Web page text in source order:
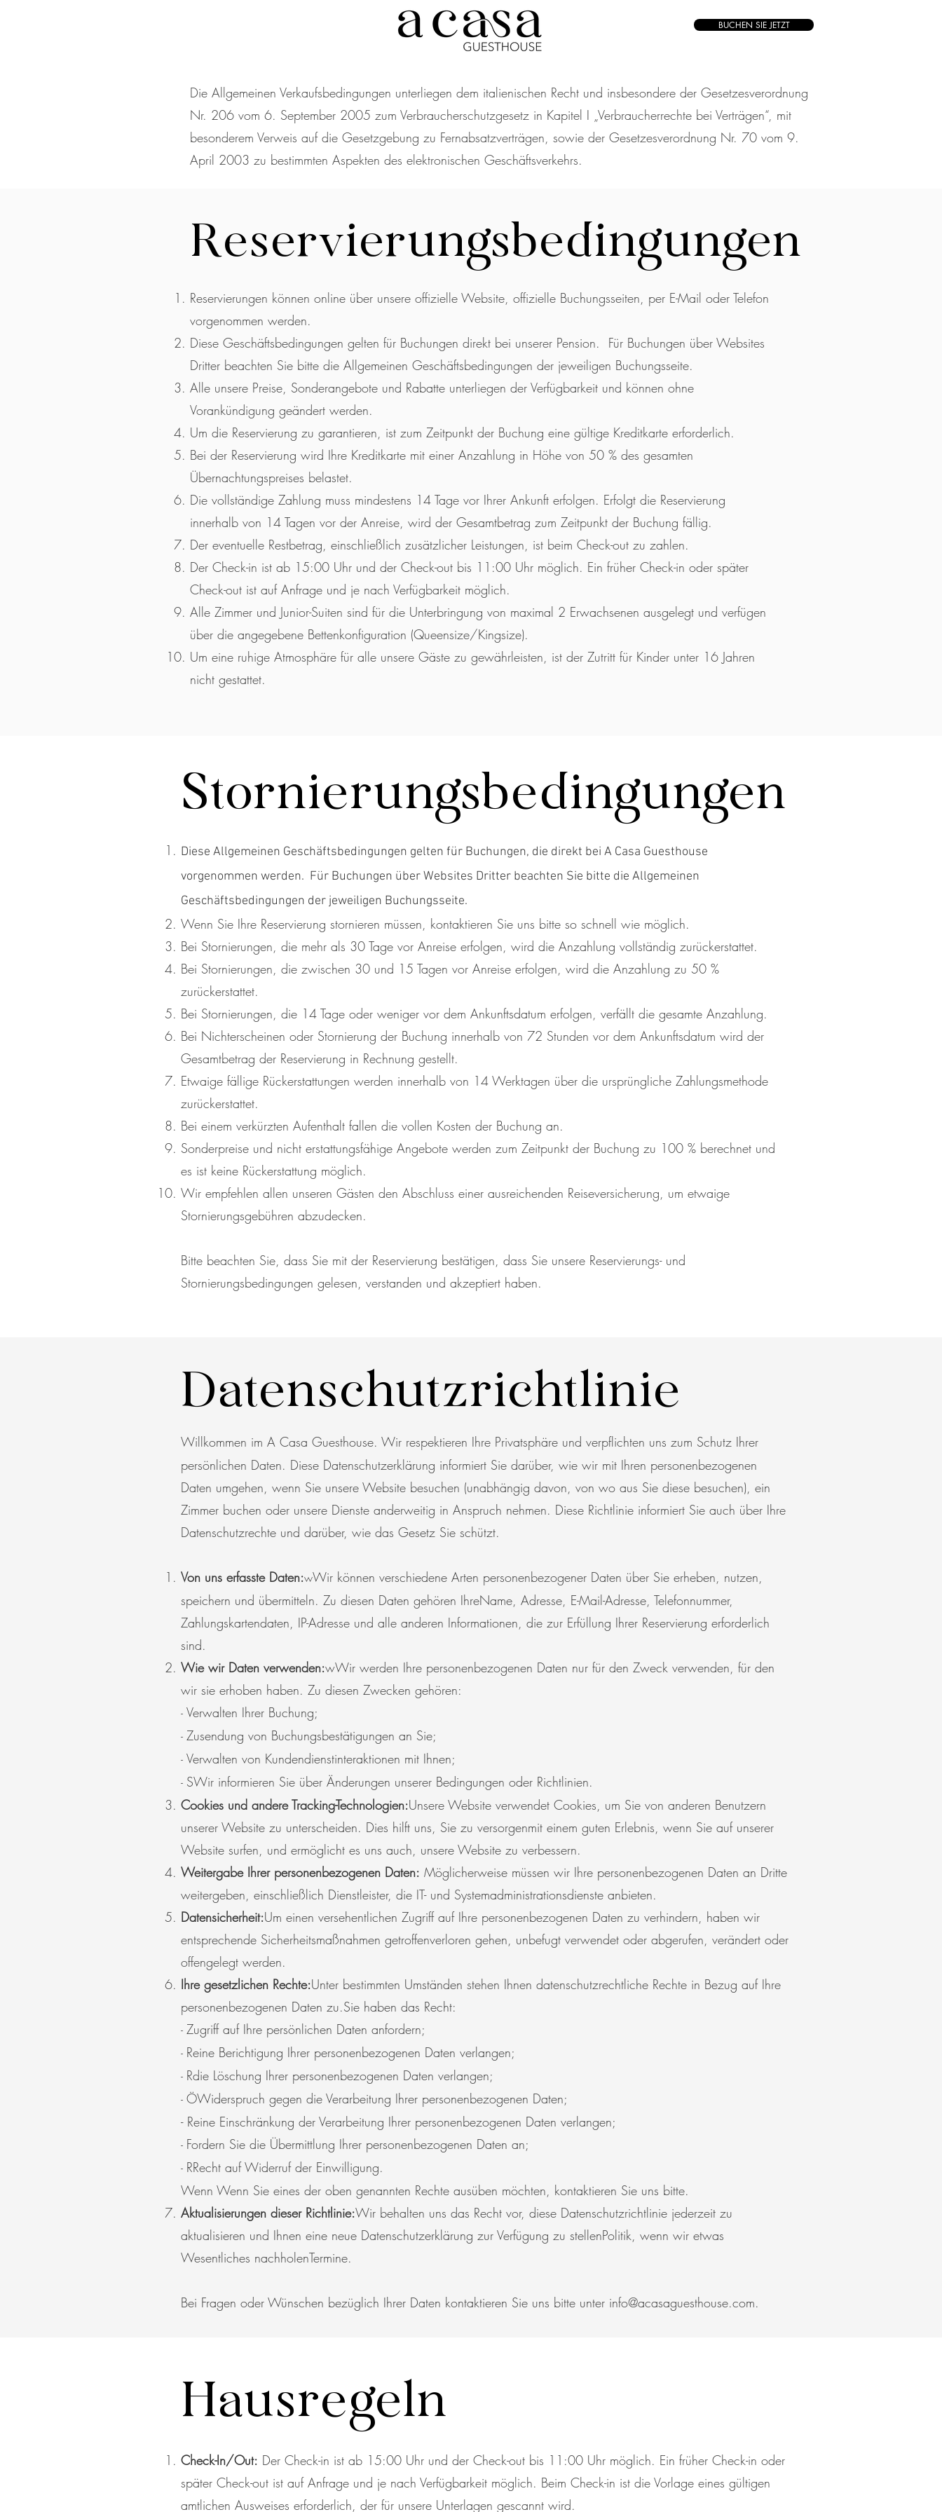
BUCHEN SIE JETZT
Die Allgemeinen Verkaufsbedingungen unterliegen dem italienischen Recht und insbesondere der Gesetzesverordnung
Nr. 206 vom 6. September 2005 zum Verbraucherschutzgesetz in Kapitel I „Verbraucherrechte bei Verträgen“, mit
besonderem Verweis auf die Gesetzgebung zu Fernabsatzverträgen, sowie der Gesetzesverordnung Nr. 70 vom 9.
April 2003 zu bestimmten Aspekten des elektronischen Geschäftsverkehrs.
Reservierungsbedingungen
Reservierungen können online über unsere offizielle Website, offizielle Buchungsseiten, per E-Mail oder Telefon
vorgenommen werden.
Diese Geschäftsbedingungen gelten für Buchungen direkt bei unserer Pension. Für Buchungen über Websites
Dritter beachten Sie bitte die Allgemeinen Geschäftsbedingungen der jeweiligen Buchungsseite.
Alle unsere Preise, Sonderangebote und Rabatte unterliegen der Verfügbarkeit und können ohne
Vorankündigung geändert werden.
Um die Reservierung zu garantieren, ist zum Zeitpunkt der Buchung eine gültige Kreditkarte erforderlich.
Bei der Reservierung wird Ihre Kreditkarte mit einer Anzahlung in Höhe von 50 % des gesamten
Übernachtungspreises belastet.
Die vollständige Zahlung muss mindestens 14 Tage vor Ihrer Ankunft erfolgen. Erfolgt die Reservierung
innerhalb von 14 Tagen vor der Anreise, wird der Gesamtbetrag zum Zeitpunkt der Buchung fällig.
Der eventuelle Restbetrag, einschließlich zusätzlicher Leistungen, ist beim Check-out zu zahlen.
Der Check-in ist ab 15:00 Uhr und der Check-out bis 11:00 Uhr möglich. Ein früher Check-in oder später
Check-out ist auf Anfrage und je nach Verfügbarkeit möglich.
Alle Zimmer und Junior-Suiten sind für die Unterbringung von maximal 2 Erwachsenen ausgelegt und verfügen
über die angegebene Bettenkonfiguration (Queensize/Kingsize).
Um eine ruhige Atmosphäre für alle unsere Gäste zu gewährleisten, ist der Zutritt für Kinder unter 16 Jahren
nicht gestattet.
Stornierungsbedingungen
Diese Allgemeinen Geschäftsbedingungen gelten für Buchungen, die direkt bei A Casa Guesthouse
vorgenommen werden. Für Buchungen über Websites Dritter beachten Sie bitte die Allgemeinen
Geschäftsbedingungen der jeweiligen Buchungsseite.
Wenn Sie Ihre Reservierung stornieren müssen, kontaktieren Sie uns bitte so schnell wie möglich.
Bei Stornierungen, die mehr als 30 Tage vor Anreise erfolgen, wird die Anzahlung vollständig zurückerstattet.
Bei Stornierungen, die zwischen 30 und 15 Tagen vor Anreise erfolgen, wird die Anzahlung zu 50 %
zurückerstattet.
Bei Stornierungen, die 14 Tage oder weniger vor dem Ankunftsdatum erfolgen, verfällt die gesamte Anzahlung.
Bei Nichterscheinen oder Stornierung der Buchung innerhalb von 72 Stunden vor dem Ankunftsdatum wird der
Gesamtbetrag der Reservierung in Rechnung gestellt.
Etwaige fällige Rückerstattungen werden innerhalb von 14 Werktagen über die ursprüngliche Zahlungsmethode
zurückerstattet.
Bei einem verkürzten Aufenthalt fallen die vollen Kosten der Buchung an.
Sonderpreise und nicht erstattungsfähige Angebote werden zum Zeitpunkt der Buchung zu 100 % berechnet und
es ist keine Rückerstattung möglich.
Wir empfehlen allen unseren Gästen den Abschluss einer ausreichenden Reiseversicherung, um etwaige
Stornierungsgebühren abzudecken.
Bitte beachten Sie, dass Sie mit der Reservierung bestätigen, dass Sie unsere Reservierungs- und
Stornierungsbedingungen gelesen, verstanden und akzeptiert haben.
Datenschutzrichtlinie
Willkommen im A Casa Guesthouse. Wir respektieren Ihre Privatsphäre und verpflichten uns zum Schutz Ihrer
persönlichen Daten. Diese Datenschutzerklärung informiert Sie darüber, wie wir mit Ihren personenbezogenen
Daten umgehen, wenn Sie unsere Website besuchen (unabhängig davon, von wo aus Sie diese besuchen), ein
Zimmer buchen oder unsere Dienste anderweitig in Anspruch nehmen. Diese Richtlinie informiert Sie auch über Ihre
Datenschutzrechte und darüber, wie das Gesetz Sie schützt.
Von uns erfasste Daten:wWir können verschiedene Arten personenbezogener Daten über Sie erheben, nutzen,
speichern und übermitteln. Zu diesen Daten gehören IhreName, Adresse, E-Mail-Adresse, Telefonnummer,
Zahlungskartendaten, IP-Adresse und alle anderen Informationen, die zur Erfüllung Ihrer Reservierung erforderlich
sind.
Wie wir Daten verwenden:wWir werden Ihre personenbezogenen Daten nur für den Zweck verwenden, für den
wir sie erhoben haben. Zu diesen Zwecken gehören:
- Verwalten Ihrer Buchung;
- Zusendung von Buchungsbestätigungen an Sie;
- Verwalten von Kundendienstinteraktionen mit Ihnen;
- SWir informieren Sie über Änderungen unserer Bedingungen oder Richtlinien.
Cookies und andere Tracking-Technologien:Unsere Website verwendet Cookies, um Sie von anderen Benutzern
unserer Website zu unterscheiden. Dies hilft uns, Sie zu versorgenmit einem guten Erlebnis, wenn Sie auf unserer
Website surfen, und ermöglicht es uns auch, unsere Website zu verbessern.
Weitergabe Ihrer personenbezogenen Daten: Möglicherweise müssen wir Ihre personenbezogenen Daten an Dritte
weitergeben, einschließlich Dienstleister, die IT- und Systemadministrationsdienste anbieten.
Datensicherheit:Um einen versehentlichen Zugriff auf Ihre personenbezogenen Daten zu verhindern, haben wir
entsprechende Sicherheitsmaßnahmen getroffenverloren gehen, unbefugt verwendet oder abgerufen, verändert oder
offengelegt werden.
Ihre gesetzlichen Rechte:Unter bestimmten Umständen stehen Ihnen datenschutzrechtliche Rechte in Bezug auf Ihre
personenbezogenen Daten zu.Sie haben das Recht:
- Zugriff auf Ihre persönlichen Daten anfordern;
- Reine Berichtigung Ihrer personenbezogenen Daten verlangen;
- Rdie Löschung Ihrer personenbezogenen Daten verlangen;
- ÖWiderspruch gegen die Verarbeitung Ihrer personenbezogenen Daten;
- Reine Einschränkung der Verarbeitung Ihrer personenbezogenen Daten verlangen;
- Fordern Sie die Übermittlung Ihrer personenbezogenen Daten an;
- RRecht auf Widerruf der Einwilligung.
Wenn Wenn Sie eines der oben genannten Rechte ausüben möchten, kontaktieren Sie uns bitte.
Aktualisierungen dieser Richtlinie:Wir behalten uns das Recht vor, diese Datenschutzrichtlinie jederzeit zu
aktualisieren und Ihnen eine neue Datenschutzerklärung zur Verfügung zu stellenPolitik, wenn wir etwas
Wesentliches nachholenTermine.
Bei Fragen oder Wünschen bezüglich Ihrer Daten kontaktieren Sie uns bitte unter info@acasaguesthouse.com.
Hausregeln
Check-In/Out: Der Check-in ist ab 15:00 Uhr und der Check-out bis 11:00 Uhr möglich. Ein früher Check-in oder
später Check-out ist auf Anfrage und je nach Verfügbarkeit möglich. Beim Check-in ist die Vorlage eines gültigen
amtlichen Ausweises erforderlich, der für unsere Unterlagen gescannt wird.